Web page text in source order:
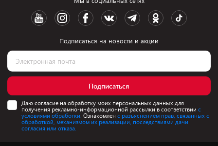
Подписаться на новости и акции
Подписаться
Даю согласие на обработку моих персональных данных для
получения рекламно-информационной рассылки в соответствии с
условиями обработки. Ознакомлен с разъяснением прав, связанных с
обработкой, механизмом их реализации, последствиями дачи
согласия или отказа.